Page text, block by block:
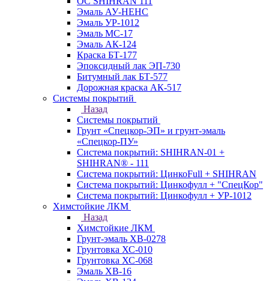
Эмаль АУ-НЕНС
Эмаль УР-1012
Эмаль МС-17
Эмаль АК-124
Краска БТ-177
Эпоксидный лак ЭП-730
Битумный лак БТ-577
Дорожная краска АК-517
Системы покрытий
Назад
Системы покрытий
Грунт «Спецкор-ЭП» и грунт-эмаль
«Спецкор-ПУ»
Система покрытий: SHIHRAN-01 +
SHIHRAN® - 111
Система покрытий: ЦинкоFull + SHIHRAN
Система покрытий: Цинкофулл + "СпецКор"
Система покрытий: Цинкофулл + УР-1012
Химстойкие ЛКМ
Назад
Химстойкие ЛКМ
Грунт-эмаль ХВ-0278
Грунтовка ХС-010
Грунтовка ХС-068
Эмаль ХВ-16